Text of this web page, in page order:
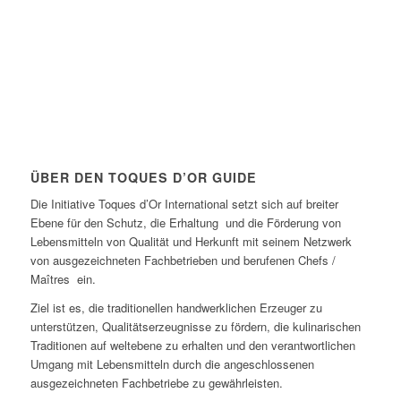
ÜBER DEN TOQUES D’OR GUIDE
Die Initiative Toques d’Or International setzt sich auf breiter
Ebene für den Schutz, die Erhaltung und die Förderung von
Lebensmitteln von Qualität und Herkunft mit seinem Netzwerk
von ausgezeichneten Fachbetrieben und berufenen Chefs /
Maîtres ein.
Ziel ist es, die traditionellen handwerklichen Erzeuger zu
unterstützen, Qualitätserzeugnisse zu fördern, die kulinarischen
Traditionen auf weltebene zu erhalten und den verantwortlichen
Umgang mit Lebensmitteln durch die angeschlossenen
ausgezeichneten Fachbetriebe zu gewährleisten.